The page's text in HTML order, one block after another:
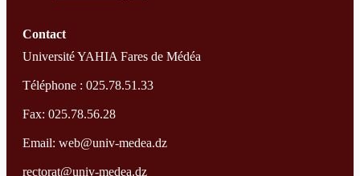
Contact
Université YAHIA Fares de Médéa
Téléphone : 025.78.51.33
Fax: 025.78.56.28
Email: web@univ-medea.dz
rectorat@univ-medea.dz